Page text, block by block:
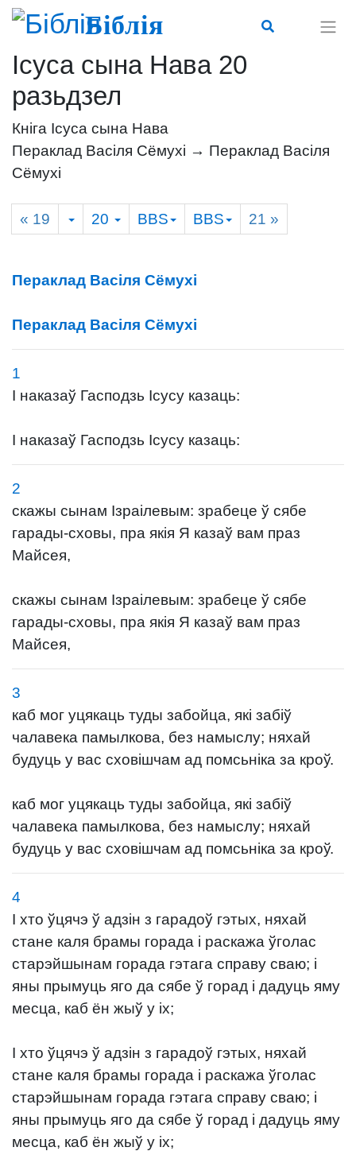
Біблія
Ісуса сына Нава 20
разьдзел
Кніга Ісуса сына Нава
Пераклад Васіля Сёмухі → Пераклад Васіля
Сёмухі
« 19 20 BBS BBS 21 »
Пераклад Васіля Сёмухі
Пераклад Васіля Сёмухі
1
І наказаў Гасподзь Ісусу казаць:
І наказаў Гасподзь Ісусу казаць:
2
скажы сынам Ізраілевым: зрабеце ў сябе
гарады-сховы, пра якія Я казаў вам праз
Майсея,
скажы сынам Ізраілевым: зрабеце ў сябе
гарады-сховы, пра якія Я казаў вам праз
Майсея,
3
каб мог уцякаць туды забойца, які забіў
чалавека памылкова, без намыслу; няхай
будуць у вас сховішчам ад помсьніка за кроў.
каб мог уцякаць туды забойца, які забіў
чалавека памылкова, без намыслу; няхай
будуць у вас сховішчам ад помсьніка за кроў.
4
І хто ўцячэ ў адзін з гарадоў гэтых, няхай
стане каля брамы горада і раскажа ўголас
старэйшынам горада гэтага справу сваю; і
яны прымуць яго да сябе ў горад і дадуць яму
месца, каб ён жыў у іх;
І хто ўцячэ ў адзін з гарадоў гэтых, няхай
стане каля брамы горада і раскажа ўголас
старэйшынам горада гэтага справу сваю; і
яны прымуць яго да сябе ў горад і дадуць яму
месца, каб ён жыў у іх;